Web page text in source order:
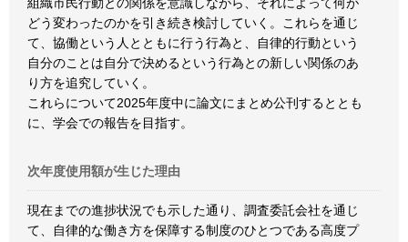
どう変わったのかを引き続き検討していく。これらを通じ
て、協働という人とともに行う行為と、自律的行動という
自分のことは自分で決めるという行為との新しい関係のあ
り方を追究していく。
これらについて2025年度中に論文にまとめ公刊するととも
に、学会での報告を目指す。
次年度使用額が生じた理由
現在までの進捗状況でも示した通り、調査委託会社を通じ
て、自律的な働き方を保障する制度のひとつである高度プ